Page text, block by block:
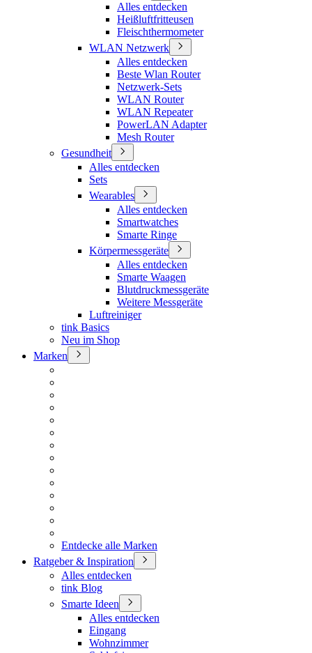
Alles entdecken
Heißluftfritteusen
Fleischthermometer
WLAN Netzwerk
Alles entdecken
Beste Wlan Router
Netzwerk-Sets
WLAN Router
WLAN Repeater
PowerLAN Adapter
Mesh Router
Gesundheit
Alles entdecken
Sets
Wearables
Alles entdecken
Smartwatches
Smarte Ringe
Körpermessgeräte
Alles entdecken
Smarte Waagen
Blutdruckmessgeräte
Weitere Messgeräte
Luftreiniger
tink Basics
Neu im Shop
Marken
Entdecke alle Marken
Ratgeber & Inspiration
Alles entdecken
tink Blog
Smarte Ideen
Alles entdecken
Eingang
Wohnzimmer